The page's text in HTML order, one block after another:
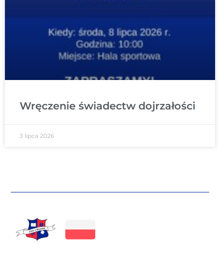
Wręczenie świadectw dojrzałości
3 lipca 2026